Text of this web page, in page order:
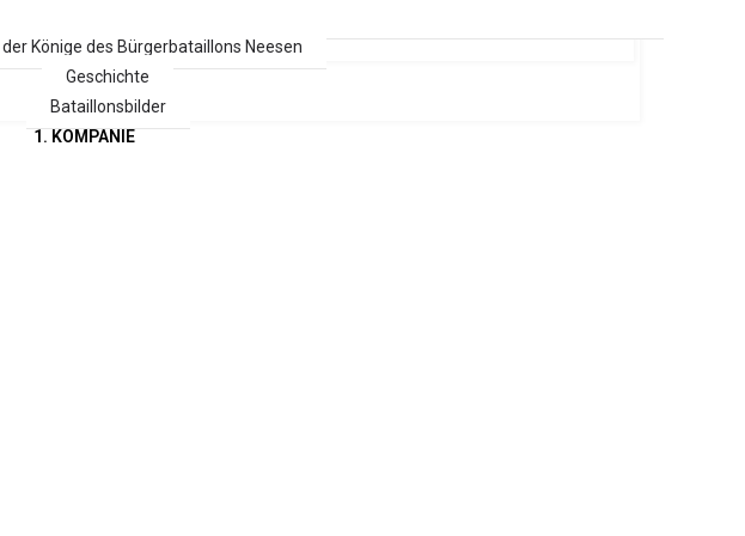
Könige des Bürgerbataillons Neesen
Geschichte
Bataillonsbilder
1. KOMPANIE